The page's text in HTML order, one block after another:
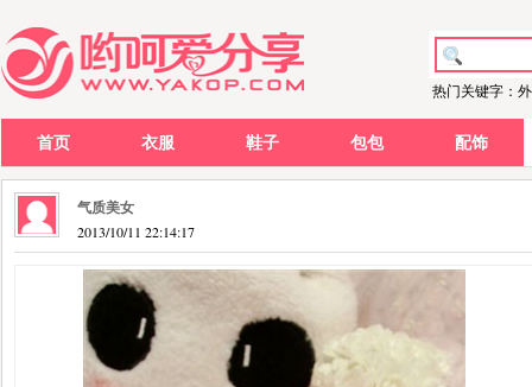
热门关键字：
首页 衣服 鞋子 包包 配饰
气质美女
2013/10/11 22:14:17